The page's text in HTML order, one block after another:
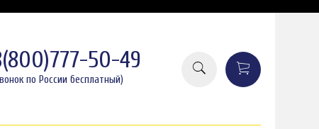
50-49
по России бесплатный)